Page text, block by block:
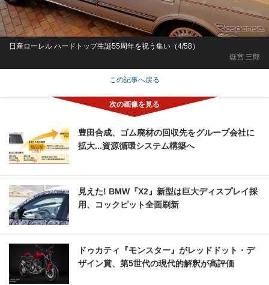
嶽宮 三郎
日産ローレル ハードトップ生誕55周年を祝う集い（4/58）
この記事へ戻る
豊田合成、ゴム廃材の回収先をグループ会社に
拡大...資源循環システム構築へ
見えた! BMW『X2』新型は巨大ディスプレイ採
用、コックピット全面刷新
ドゥカティ『モンスター』がレッドドット・デ
ザイン賞、第5世代の現代的解釈が高評価